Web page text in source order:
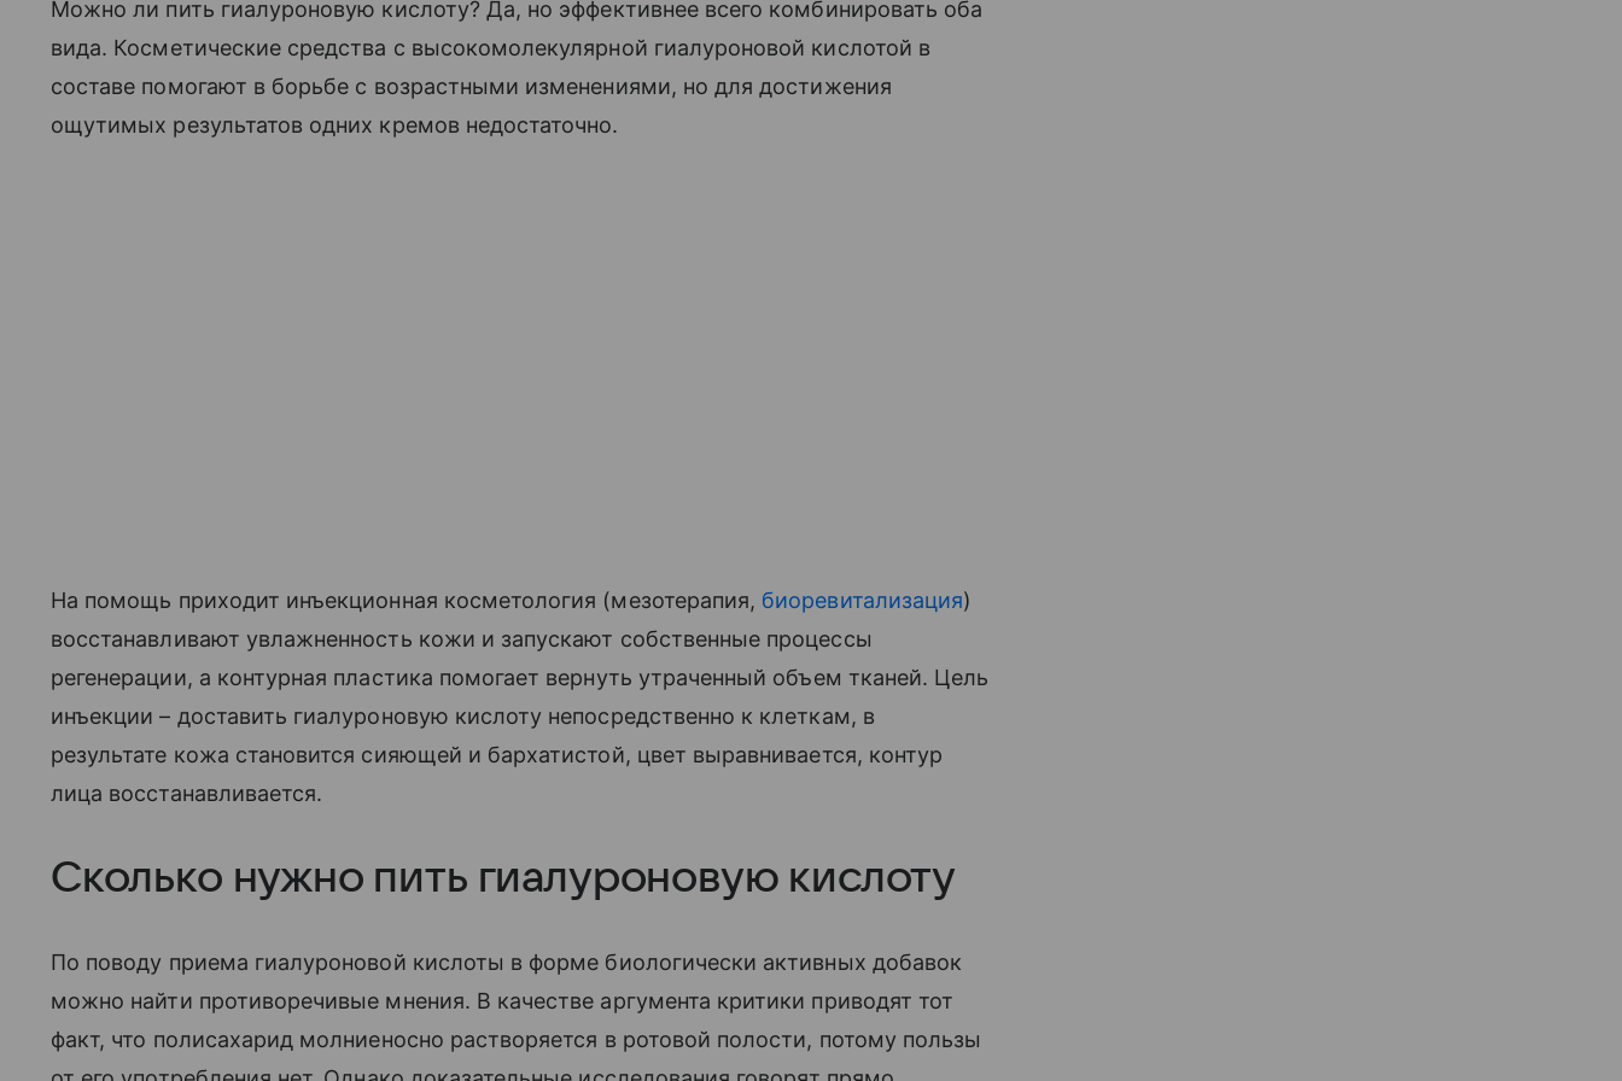
Можно ли пить гиалуроновую кислоту? Да, но эффективнее всего комбинировать оба
вида. Косметические средства с высокомолекулярной гиалуроновой кислотой в
составе помогают в борьбе с возрастными изменениями, но для достижения
ощутимых результатов одних кремов недостаточно.
На помощь приходит инъекционная косметология (мезотерапия, биоревитализация)
восстанавливают увлажненность кожи и запускают собственные процессы
регенерации, а контурная пластика помогает вернуть утраченный объем тканей. Цель
инъекции – доставить гиалуроновую кислоту непосредственно к клеткам, в
результате кожа становится сияющей и бархатистой, цвет выравнивается, контур
лица восстанавливается.
Сколько нужно пить гиалуроновую кислоту
По поводу приема гиалуроновой кислоты в форме биологически активных добавок
можно найти противоречивые мнения. В качестве аргумента критики приводят тот
факт, что полисахарид молниеносно растворяется в ротовой полости, потому пользы